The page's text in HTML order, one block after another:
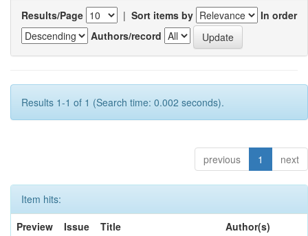
Results/Page | Sort items by
In order
Authors/record
Results 1-1 of 1 (Search time: 0.002 seconds).
previous 1 next
Item hits:
Preview
Issue
Title Author(s)